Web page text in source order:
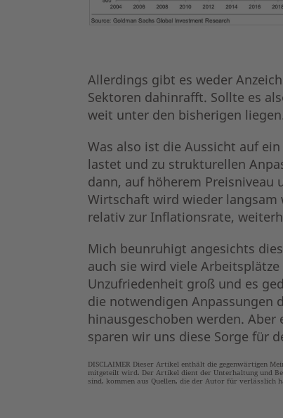
Allerdings gibt es weder
Sektoren dahinrafft. Sollte es
weit unter den bisherigen
Was also ist die Aussicht auf
lastet und zu strukturellen
dann, auf höherem Preisniveau
Wirtschaft wird wieder langsam
relativ zur Inflationsrate,
Mich beunruhigt angesichts
auch sie wird viele
Unzufriedenheit groß und es
die notwendigen Anpassungen
hinausgeschoben werden.
sparen wir uns diese Sorge für
DISCLAIMER Dieser Artikel enthält die gegenwärtigen
mitgeteilt wird. Der Artikel dient der Unterhaltung und
sind, kommen aus Quellen, die der Autor für verlässlich